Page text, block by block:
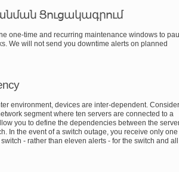
Ցուցակագրում
one-time and recurring maintenance windows to
We will not send you downtime alerts on planned
environment, devices are inter-dependent.
segment where ten servers are connected to a
you to define the dependencies between the
In the event of a switch outage, you receive only one
- rather than eleven alerts - for the switch and